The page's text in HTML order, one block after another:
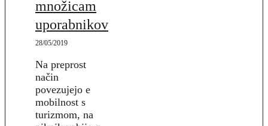
množicam
uporabnikov
28/05/2019
Na preprost
način
povezujejo e
mobilnost s
turizmom, na